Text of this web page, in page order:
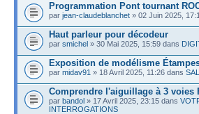
Programmation Pont tournant
par jean-claudeblanchet » 02 Juin 2025,
Haut parleur pour décodeur
par smichel » 30 Mai 2025, 15:59 dans
Exposition de modélisme
par midav91 » 18 Avril 2025, 11:26 dans
Comprendre l'aiguillage à 3 voies
par bandol » 17 Avril 2025, 23:15 dans
INTERROGATIONS